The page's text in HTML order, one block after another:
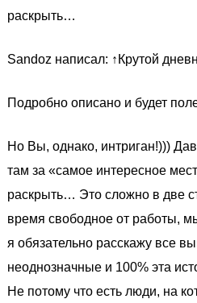
раскрыть…
Sandoz написал: ↑Крутой
Подробно описано и будет
Но Вы, однако, интриган!)))
там за «самое интересное
раскрыть… Это сложно в две
время свободное от работы,
я обязательно расскажу все
неоднозначные и 100% эта
Не потому что есть люди, на